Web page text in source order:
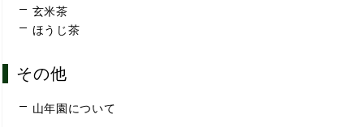
玄米茶
ほうじ茶
その他
山年園について